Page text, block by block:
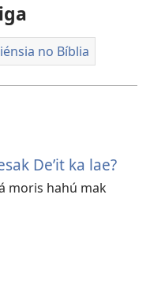
no Bíblia
Deʼit ka lae?
moris hahú mak